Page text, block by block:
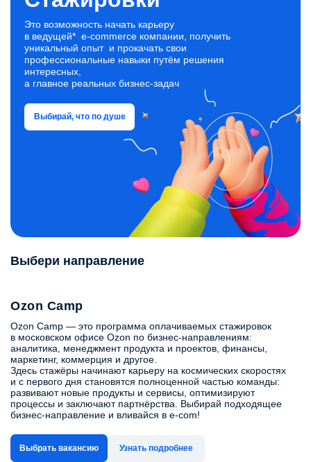
Вы узнаете, как работают операторы складов на всех
процессах: приёмка, размещение, отбор, упаковка
и отгрузка.
Это возможность начать карьеру
в ведущей* e‑commerce компании, получить
уникальный опыт и прокачать свои
профессиональные навыки путём решения
интересных,
а главное реальных бизнес‑задач
Выбирай, что по душе
Выбери направление
Ozon Camp
Ozon Camp — это программа оплачиваемых стажировок
в московском офисе Ozon по бизнес‑направлениям:
аналитика, менеджмент продукта и проектов, финансы,
маркетинг, коммерция и другое.
Здесь стажёры начинают карьеру на космических скоростях
и с первого дня становятся полноценной частью команды:
развивают новые продукты и сервисы, оптимизируют
процессы и заключают партнёрства. Выбирай подходящее
бизнес-направление и вливайся в e-com!
Выбрать вакансию Узнать подробнее